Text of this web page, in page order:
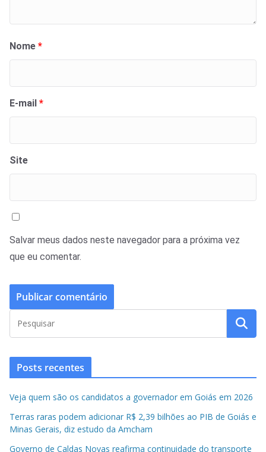
Nome *
E-mail *
Site
Salvar meus dados neste navegador para a próxima vez
que eu comentar.
Posts recentes
Veja quem são os candidatos a governador em Goiás em 2026
Terras raras podem adicionar R$ 2,39 bilhões ao PIB de Goiás e
Minas Gerais, diz estudo da Amcham
Governo de Caldas Novas reafirma continuidade do transporte